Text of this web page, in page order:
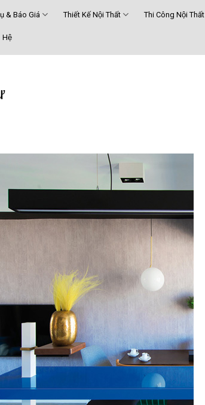
& Báo Giá Thiết Kế Nội Thất Thi Công Nội Thất
Hệ